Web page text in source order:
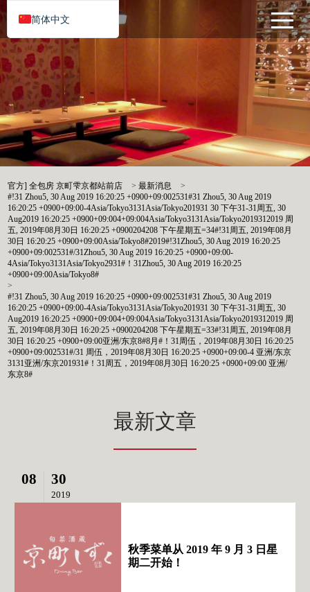
官方] 全包房 京町雫京都站前店 >最新消息
>
#!31 Zhou5, 30 Aug 2019 16:20:25 +0900+09:002531#31 Zhou5, 30 Aug 2019
16:20:25 +0900+09:00-4Asia/Tokyo3131Asia/Tokyo201931 30 下午31-31周五, 30
Aug2019 16:20:25 +0900+09:004+09:004Asia/Tokyo3131Asia/Tokyo2019312019 周
五, 2019年08月30日 16:20:25 +0900204208 下午星期五=34#!31周五, 2019年08月
30日 16:20:25 +0900+09:00Asia/Tokyo8#2019#!31Zhou5, 30 Aug 2019 16:20:25
+0900+09:002531#/31Zhou5, 30 Aug 2019 16:20:25 +0900+09:00-
4Asia/Tokyo3131Asia/Tokyo2931#！31Zhou5, 30 Aug 2019 16:20:25
+0900+09:00Asia/Tokyo8#
>
#!31 Zhou5, 30 Aug 2019 16:20:25 +0900+09:002531#31 Zhou5, 30 Aug 2019
16:20:25 +0900+09:00-4Asia/Tokyo3131Asia/Tokyo201931 30 下午31-31周五, 30
Aug2019 16:20:25 +0900+09:004+09:004Asia/Tokyo3131Asia/Tokyo2019312019 周
五, 2019年08月30日 16:20:25 +0900204208 下午星期五=33#!31周五, 2019年08月
30日 16:20:25 +0900+09:00亚洲/东京8#8月#！31周伍，2019年08月30日 16:20:25
+0900+09:002531#/31 周伍，2019年08月30日 16:20:25 +0900+09:00-4 亚洲/东京
3131亚洲/东京201931#！31周五，2019年08月30日 16:20:25 +0900+09:00 亚洲/
东京8#
最新文章
08 30
2019
秋季菜单从 2019 年 9 月 3 日星
期二开始！
简体中文